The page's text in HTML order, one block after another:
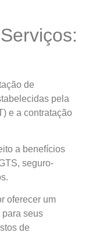
de
pela
e a contratação
a benefícios
seguro-
oferecer um
seus
de